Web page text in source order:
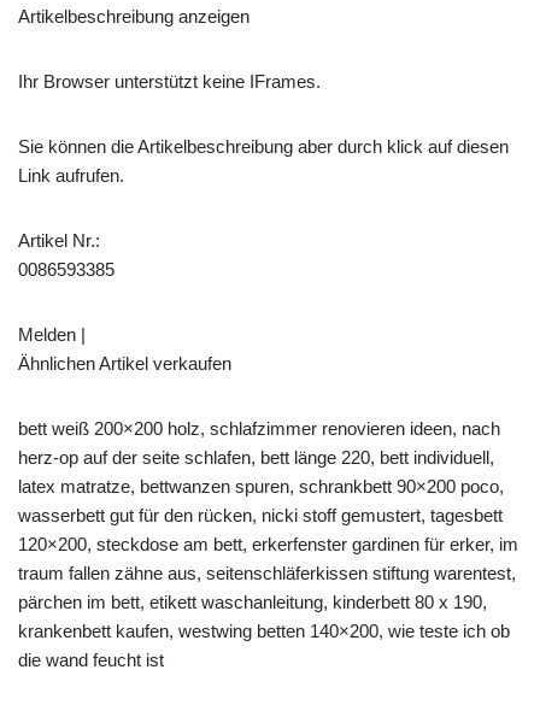
Artikelbeschreibung anzeigen
Ihr Browser unterstützt keine IFrames.
Sie können die Artikelbeschreibung aber durch klick auf diesen
Link aufrufen.
Artikel Nr.:
0086593385
Melden |
Ähnlichen Artikel verkaufen
bett weiß 200×200 holz, schlafzimmer renovieren ideen, nach
herz-op auf der seite schlafen, bett länge 220, bett individuell,
latex matratze, bettwanzen spuren, schrankbett 90×200 poco,
wasserbett gut für den rücken, nicki stoff gemustert, tagesbett
120×200, steckdose am bett, erkerfenster gardinen für erker, im
traum fallen zähne aus, seitenschläferkissen stiftung warentest,
pärchen im bett, etikett waschanleitung, kinderbett 80 x 190,
krankenbett kaufen, westwing betten 140×200, wie teste ich ob
die wand feucht ist